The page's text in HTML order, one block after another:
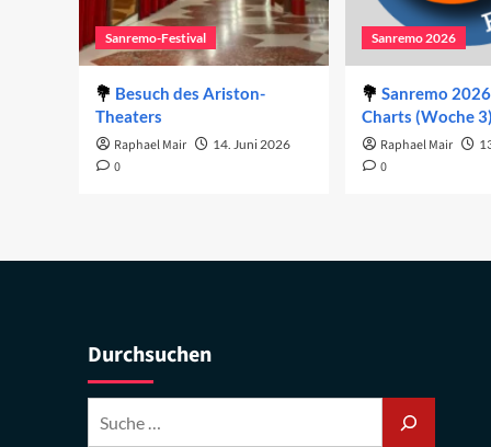
Sanremo-Festival
Besuch des Ariston-
Theaters
Raphael Mair 14. Juni 2026
0
Sanremo 2026
Sanremo
Charts (Woche 3)
Raphael Mair
0
Durchsuchen